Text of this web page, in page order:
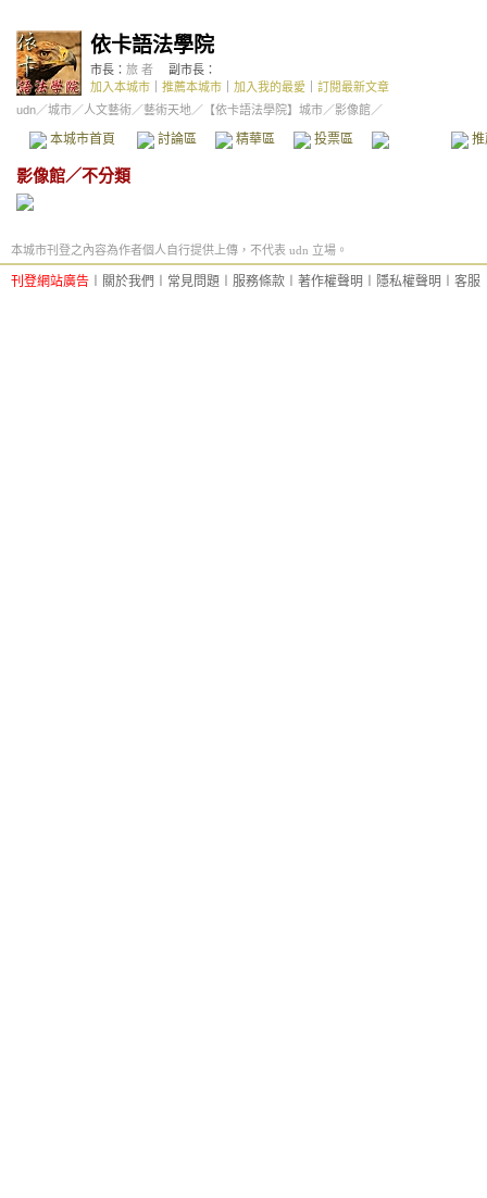
依卡語法學院
市長： 旅 者
副市長：
加入本城市
推薦本城市 加入我的最愛
訂閱最新文章
udn／城市／人文藝術／藝術天地／ 【依卡語法學院】城市／影像館／
本城市首頁 討論區 精華區 投票區 影像館
影像館／不分類
本城市刊登之內容為作者個人自行提供上傳，不代表 udn 立場。
刊登網站廣告 關於我們 常見問題 服務條款 著作權聲明 隱私權聲明 客服